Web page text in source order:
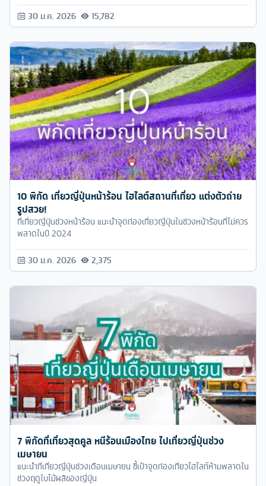
30 ม.ค. 2026 15,782
10 พิกัด เที่ยวญี่ปุ่นหน้าร้อน ไฮไลต์สถานที่เที่ยว แต่งตัวถ่าย
รูปสวย!
ที่เที่ยวญี่ปุ่นช่วงหน้าร้อน แนะนำจุดท่องเที่ยวญี่ปุ่นในช่วงหน้าร้อนที่ไม่ควร
พลาดในปี 2024
30 ม.ค. 2026 2,375
7 พิกัดที่เที่ยวสุดคูล หนีร้อนเมืองไทย ไปเที่ยวญี่ปุ่นช่วง
เมษายน
แนะนำที่เที่ยวญี่ปุ่นช่วงเดือนเมษายน ชี้เป้าจุดท่องเที่ยวไฮไลท์ห้ามพลาดใน
ช่วงฤดูใบไม้ผลิของญี่ปุ่น